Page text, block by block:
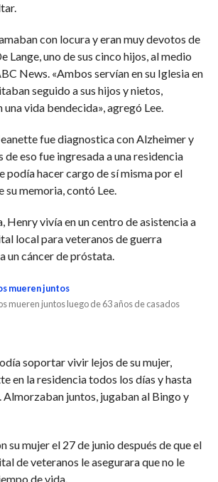
con locura y eran muy devotos de
Lange, uno de sus cinco hijos, al medio
News. «Ambos servían en su Iglesia en
seguido a sus hijos y nietos,
vida bendecida», agregó Lee.
fue diagnostica con Alzheimer y
de eso fue ingresada a una residencia
podía hacer cargo de sí misma por el
memoria, contó Lee.
Henry vivía en un centro de asistencia a
local para veteranos de guerra
un cáncer de próstata.
mueren juntos luego de 63 años de casados
soportar vivir lejos de su mujer,
en la residencia todos los días y hasta
Almorzaban juntos, jugaban al Bingo y
su mujer el 27 de junio después de que el
de veteranos le asegurara que no le
de vida.